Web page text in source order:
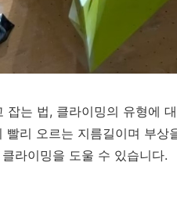
는 법, 클라이밍의 유형에
리 오르는 지름길이며 부상
라이밍을 도울 수 있습니다.